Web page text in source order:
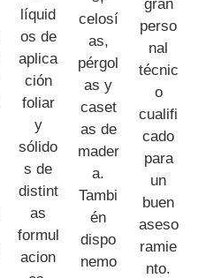
líquid
os de
aplica
ción
foliar
y
sólido
s de
distint
as
formul
acion
celosí
as,
pérgol
as y
caset
as de
mader
a.
Tambi
én
dispo
nemo
gran
perso
nal
técnic
o
cualifi
cado
para
un
buen
aseso
ramie
nto.